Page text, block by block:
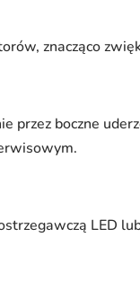
znacząco
boczne
LED